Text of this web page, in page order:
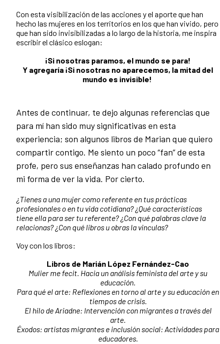
Con esta visibilización de las acciones y el aporte que han
hecho las mujeres en los territorios en los que han vivido, pero
que han sido invisibilizadas a lo largo de la historia, me inspira
escribir el clásico eslogan:
¡Si nosotras paramos, el mundo se para!
Y agregaría ¡Si nosotras no aparecemos, la mitad del
mundo es invisible!
Antes de continuar, te dejo algunas referencias que
para mí han sido muy significativas en esta
experiencia; son algunos libros de Marian que quiero
compartir contigo. Me siento un poco “fan” de esta
profe, pero sus enseñanzas han calado profundo en
mi forma de ver la vida. Por cierto.
¿Tienes a una mujer como referente en tus prácticas
profesionales o en tu vida cotidiana? ¿Qué características
tiene ella para ser tu referente? ¿Con qué palabras clave la
relacionas? ¿Con qué libros u obras la vinculas?
Voy con los libros:
Libros de Marián López Fernández-Cao
Mulier me fecit. Hacia un análisis feminista del arte y su
educación.
Para qué el arte: Reflexiones en torno al arte y su educación en
tiempos de crisis.
El hilo de Ariadne: Intervención con migrantes a través del
arte.
Éxodos: artistas migrantes e inclusión social: Actividades para
educadores.